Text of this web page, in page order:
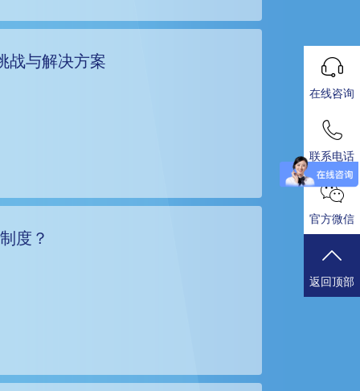
战与解决方案
度？
在线咨询
联系电话
官方微信
返回顶部